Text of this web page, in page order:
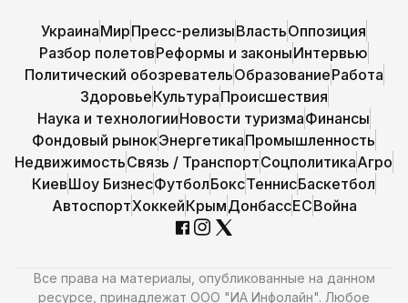
УкраинаМирПресс-релизыВластьОппозиция
Разбор полетовРеформы и законыИнтервью
Политический обозревательОбразованиеРабота
ЗдоровьеКультураПроисшествия
Наука и технологииНовости туризмаФинансы
Фондовый рынокЭнергетикаПромышленность
НедвижимостьСвязь / ТранспортСоцполитикаАгро
КиевШоу БизнесФутболБоксТеннисБаскетбол
АвтоспортХоккейКрымДонбассЕСВойна
Все права на материалы, опубликованные на данном
ресурсе, принадлежат ООО "ИА Инфолайн". Любое